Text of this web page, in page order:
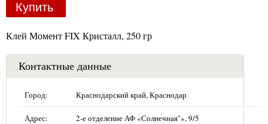
Купить
Клей Момент FIX Кристалл, 250 гр
Контактные данные
Город: Краснодарский край, Краснодар
Адрес: 2-е отделение АФ «Солнечная"», 9/5